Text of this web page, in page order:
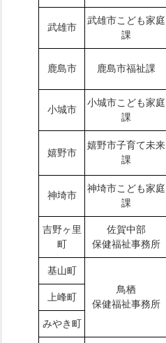
武雄市
武雄市こども家庭
課
鹿島市 鹿島市福祉課
小城市
小城市こども家庭
課
嬉野市
嬉野市子育て未来
課
神埼市
神埼市こども家庭
課
吉野ヶ里
町
佐賀中部
保健福祉事務所
基山町
鳥栖
保健福祉事務所
上峰町
みやき町